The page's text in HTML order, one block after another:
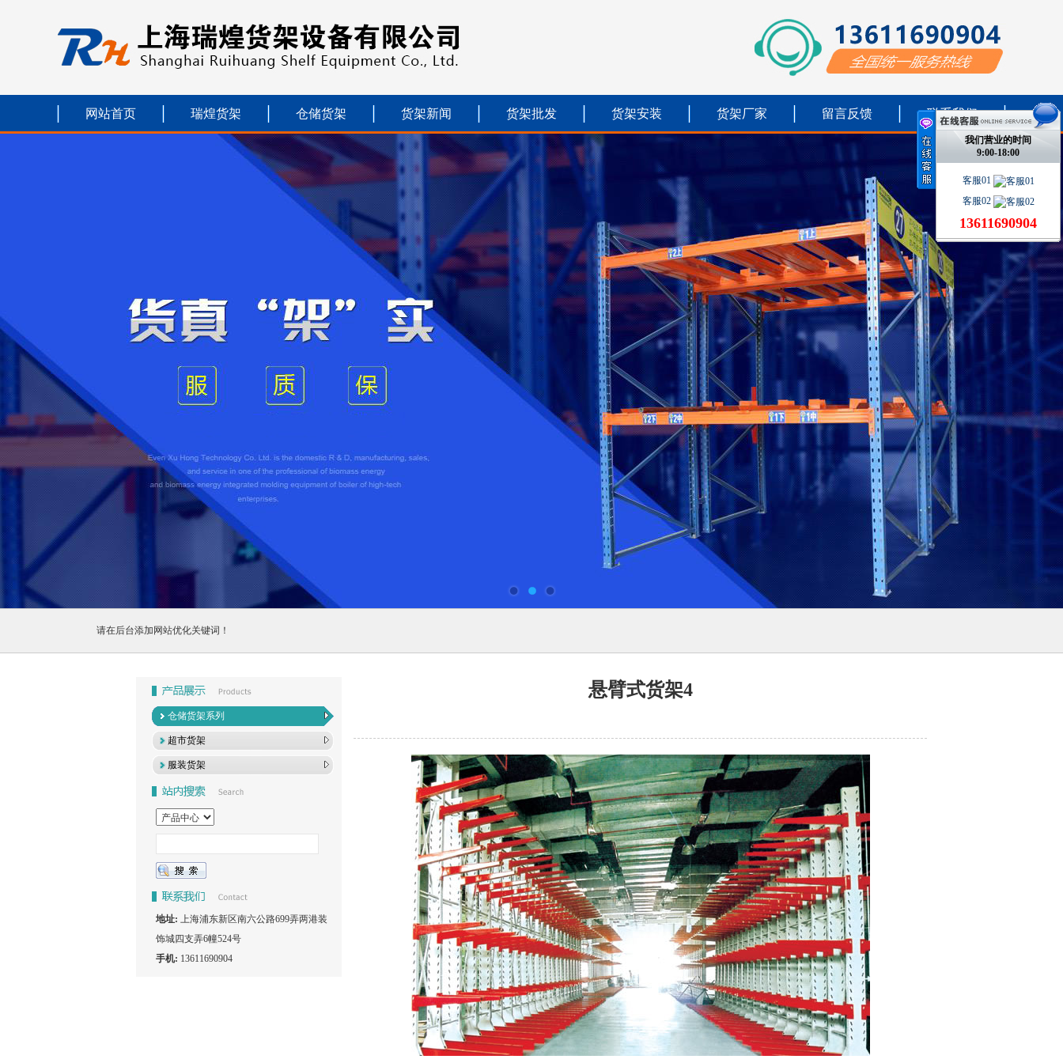
网站首页 瑞煌货架 仓储货架 货架新闻 货架批发 货架安装 货架厂家 留言反馈 联系我们
1
请在后台添加网站优化关键词！
仓储货架系列
超市货架
服装货架
地址: 上海浦东新区南六公路699弄两港装
饰城四支弄6幢524号
手机: 13611690904
悬臂式货架4
我们营业的时间
9:00-18:00
客服01
客服02
13611690904